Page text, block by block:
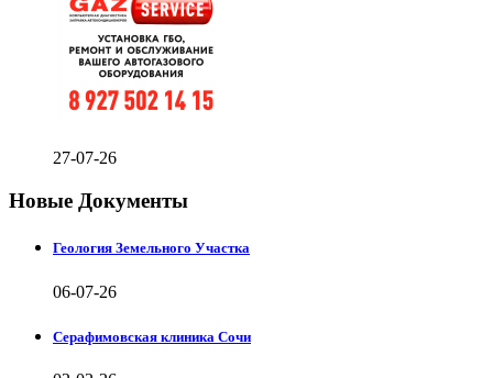
27-07-26
Новые Документы
Геология Земельного Участка
06-07-26
Серафимовская клиника Сочи